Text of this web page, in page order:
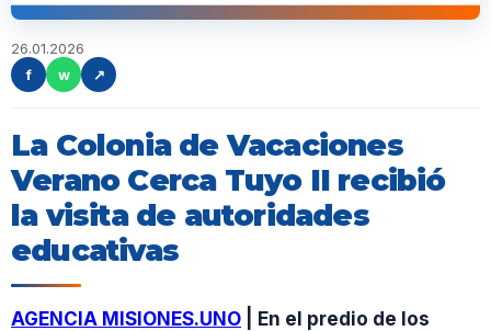
26.01.2026
f
w ↗
La Colonia de Vacaciones
Verano Cerca Tuyo II recibió
la visita de autoridades
educativas
AGENCIA MISIONES.UNO | En el predio de los